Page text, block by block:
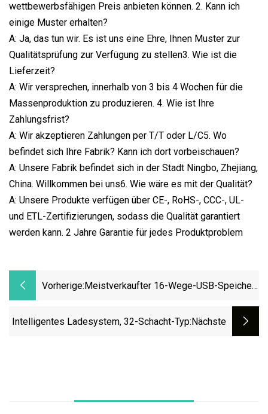
wettbewerbsfähigen Preis anbieten können. 2. Kann ich
einige Muster erhalten?
A: Ja, das tun wir. Es ist uns eine Ehre, Ihnen Muster zur
Qualitätsprüfung zur Verfügung zu stellen3. Wie ist die
Lieferzeit?
A: Wir versprechen, innerhalb von 3 bis 4 Wochen für die
Massenproduktion zu produzieren. 4. Wie ist Ihre
Zahlungsfrist?
A: Wir akzeptieren Zahlungen per T/T oder L/C5. Wo
befindet sich Ihre Fabrik? Kann ich dort vorbeischauen?
A: Unsere Fabrik befindet sich in der Stadt Ningbo, Zhejiang,
China. Willkommen bei uns6. Wie wäre es mit der Qualität?
A: Unsere Produkte verfügen über CE-, RoHS-, CCC-, UL-
und ETL-Zertifizierungen, sodass die Qualität garantiert
werden kann. 2 Jahre Garantie für jedes Produktproblem
Vorherige:Meistverkaufter 16-Wege-USB-Speicher-
IPads Und Tablets Mit PDU
Intelligentes Ladesystem, 32-Schacht-Typ:nächste